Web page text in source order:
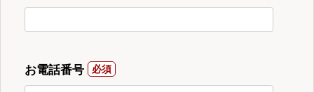
お電話番号